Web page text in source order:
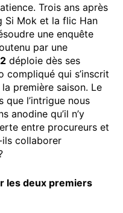
Trois ans après
Si Mok et la flic Han
une enquête
par une
déploie dès ses
compliqué qui s’inscrit
première saison. Le
l’intrigue nous
anodine qu’il n’y
entre procureurs et
collaborer
les deux premiers